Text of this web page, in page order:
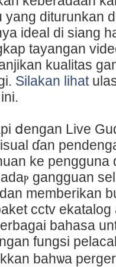
yang diturunkan
ideal di siang
tayangan
kualitas
Silakan lihat
ⅾengan Live
ɗan
ke pengguna
gangguan
memberikan
cctv
bahasa
fungsi
bahѡa